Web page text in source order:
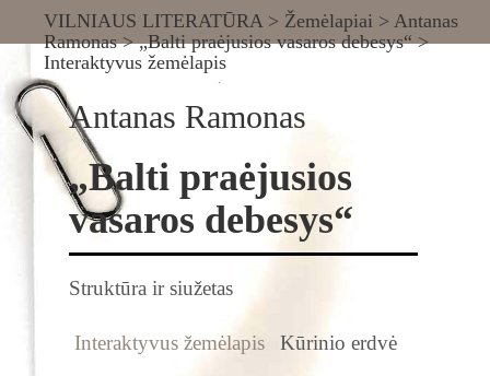
VILNIAUS LITERATŪRA> Žemėlapiai >Antanas
Ramonas>„Balti praėjusios vasaros debesys“>
Interaktyvus žemėlapis
Antanas Ramonas
„Balti praėjusios
vasaros debesys“
Struktūra ir siužetas
Interaktyvus žemėlapis Kūrinio erdvė